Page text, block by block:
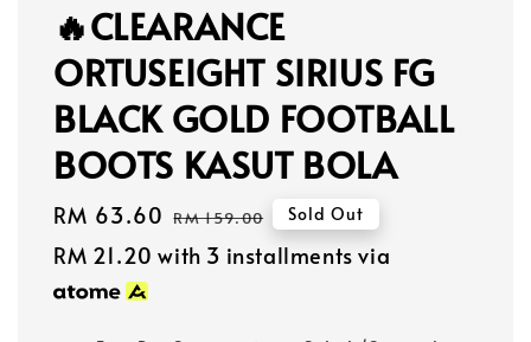
🔥CLEARANCE
ORTUSEIGHT SIRIUS FG
BLACK GOLD FOOTBALL
BOOTS KASUT BOLA
Sale
price
RM 63.60 Regular
price
RM 159.00 Sold Out
RM 21.20 with 3 installments via